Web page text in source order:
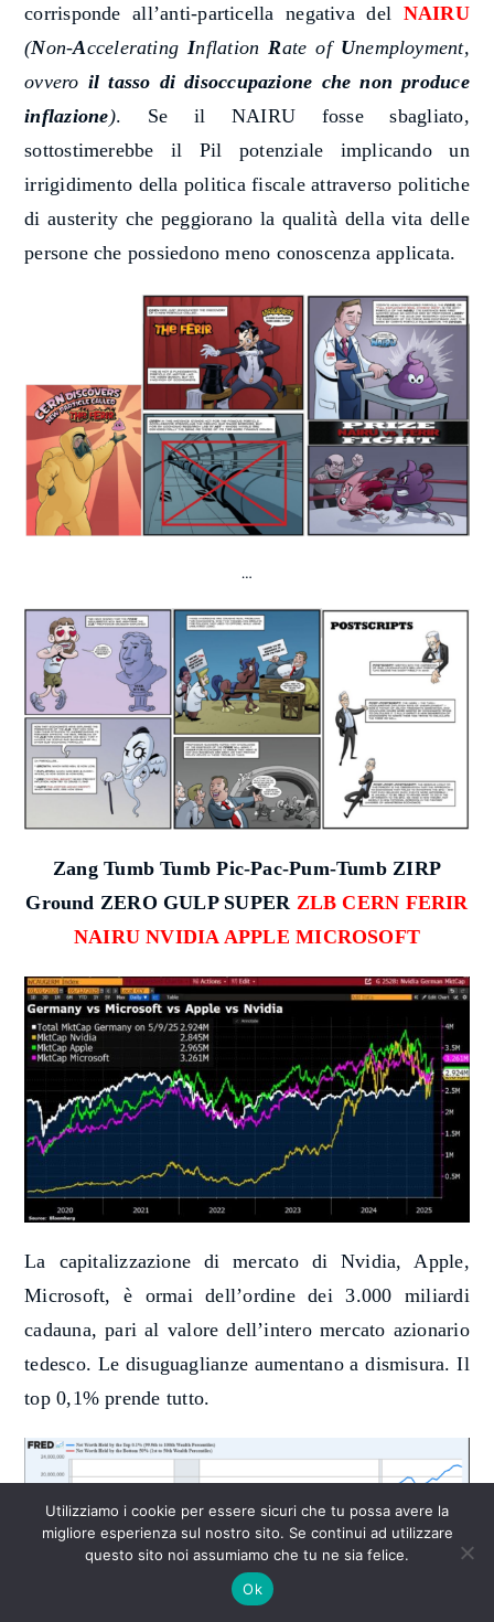
corrisponde all’anti-particella negativa del NAIRU
(Non-Accelerating Inflation Rate of Unemployment,
ovvero il tasso di disoccupazione che non produce
inflazione). Se il NAIRU fosse sbagliato,
sottostimerebbe il Pil potenziale implicando un
irrigidimento della politica fiscale attraverso politiche
di austerity che peggiorano la qualità della vita delle
persone che possiedono meno conoscenza applicata.
…
Zang Tumb Tumb Pic-Pac-Pum-Tumb ZIRP
Ground ZERO GULP SUPER ZLB CERN FERIR
NAIRU NVIDIA APPLE MICROSOFT
La capitalizzazione di mercato di Nvidia, Apple,
Microsoft, è ormai dell’ordine dei 3.000 miliardi
cadauna, pari al valore dell’intero mercato azionario
tedesco. Le disuguaglianze aumentano a dismisura. Il
top 0,1% prende tutto.
Utilizziamo i cookie per essere sicuri che tu possa avere la
migliore esperienza sul nostro sito. Se continui ad utilizzare
questo sito noi assumiamo che tu ne sia felice.
Ok